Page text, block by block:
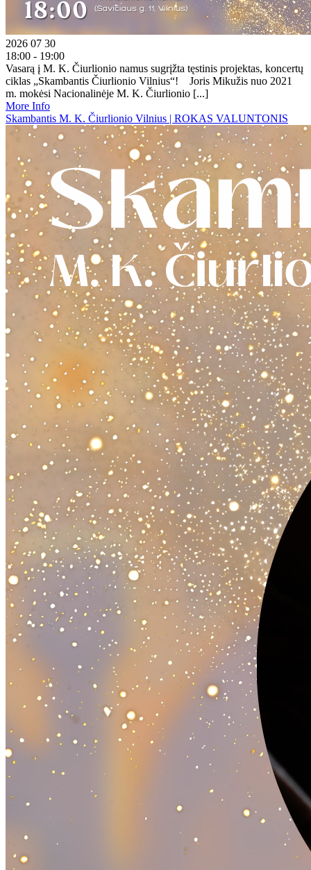
2026 07 30
18:00 - 19:00
Vasarą į M. K. Čiurlionio namus sugrįžta tęstinis projektas, koncertų
ciklas „Skambantis Čiurlionio Vilnius“! Joris Mikužis nuo 2021
m. mokėsi Nacionalinėje M. K. Čiurlionio [...]
More Info
Skambantis M. K. Čiurlionio Vilnius | ROKAS VALUNTONIS